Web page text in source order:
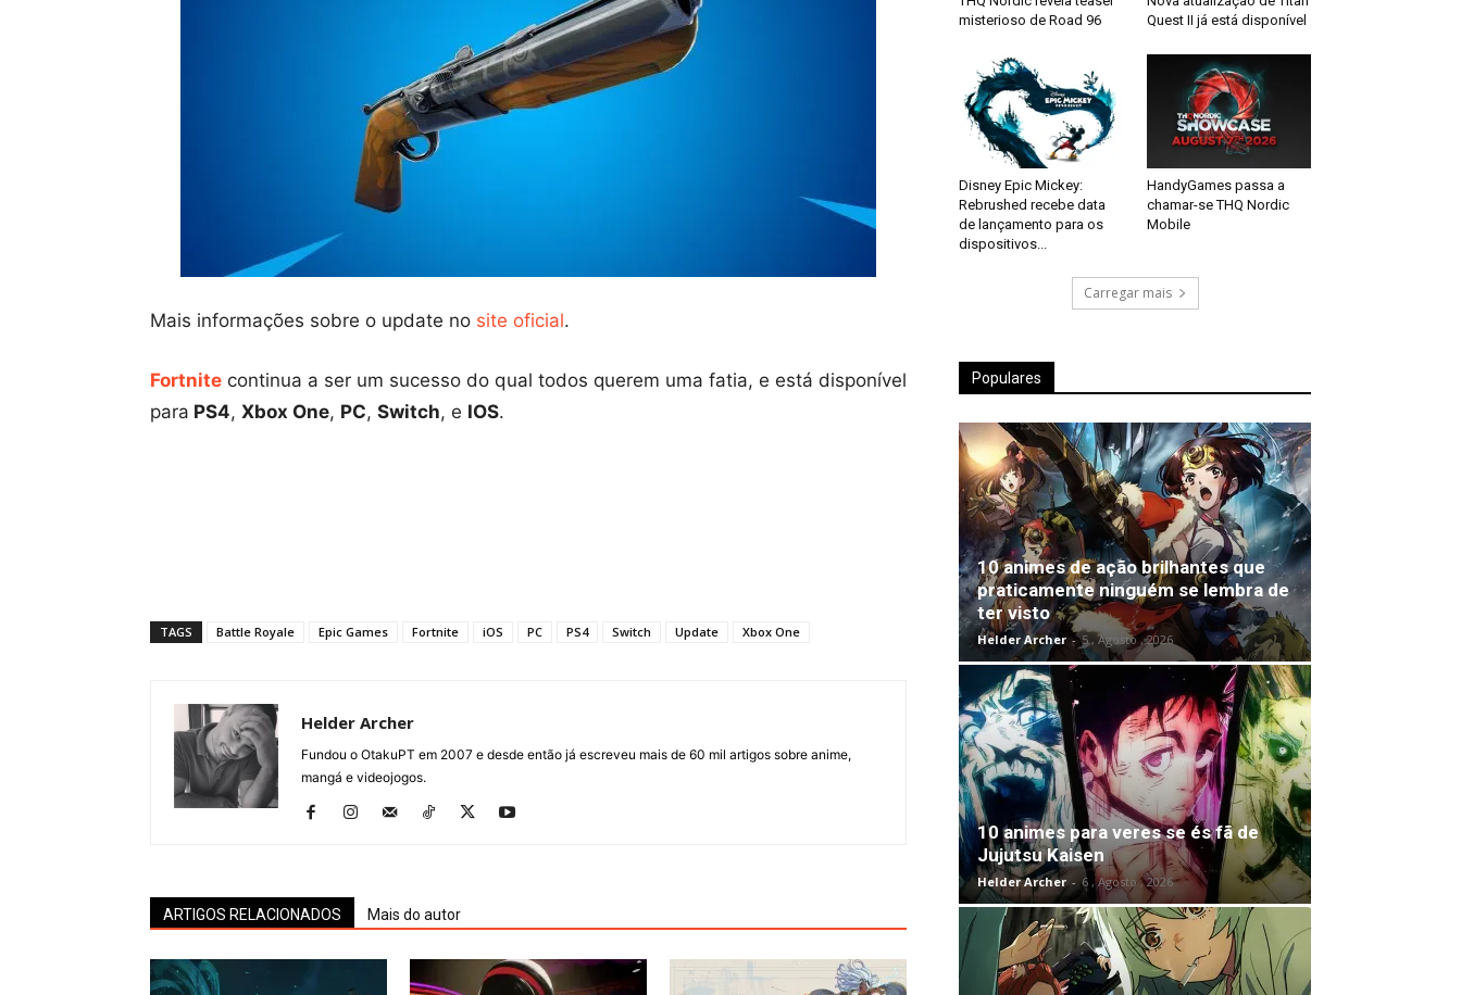
Mais informações sobre o update no site oficial.
Fortnite continua a ser um sucesso do qual todos querem uma fatia, e está disponível
para PS4, Xbox One, PC, Switch, e IOS.
TAGS Battle Royale Epic Games Fortnite iOS PC PS4 Switch Update Xbox One
Helder Archer
Fundou o OtakuPT em 2007 e desde então já escreveu mais de 60 mil artigos sobre anime,
mangá e videojogos.
ARTIGOS RELACIONADOS Mais do autor
misterioso de Road 96
Quest II já está disponível
Disney Epic Mickey:
Rebrushed recebe data
de lançamento para os
dispositivos...
HandyGames passa a
chamar-se THQ Nordic
Mobile
Carregar mais
Populares
10 animes de ação brilhantes que
praticamente ninguém se lembra de
ter visto
Helder Archer - 5 , Agosto , 2026
10 animes para veres se és fã de
Jujutsu Kaisen
Helder Archer - 6 , Agosto , 2026